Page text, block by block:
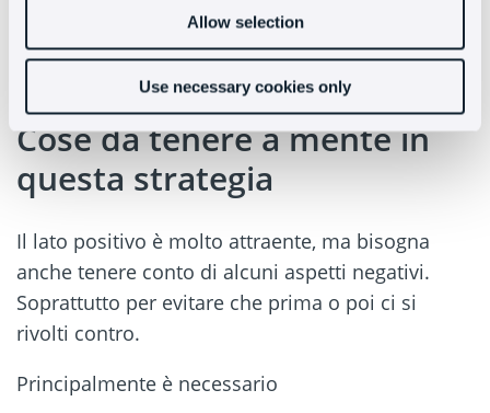
Allow selection
Use necessary cookies only
successivi acquisti nel suo negozio, riuscirà a
utilizzare questa piattaforma in un modoibrido
tra attrazione e conversione.
Cose da tenere a mente in
questa strategia
Il lato positivo è molto attraente, ma bisogna
anche tenere conto di alcuni aspetti negativi.
Soprattutto per evitare che prima o poi ci si
rivolti contro.
Principalmente è necessario